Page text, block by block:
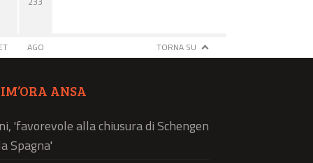
AGO TORNA SU
ANSA
'favorevole alla chiusura di Schengen
Spagna'